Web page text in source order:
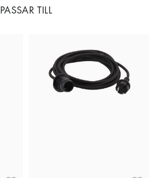
PASSAR TILL